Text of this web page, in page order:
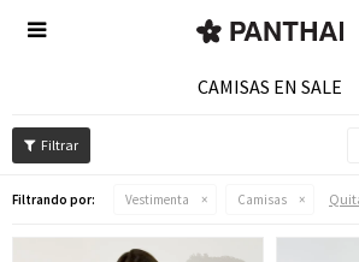

CAMISAS EN SALE
Filtrando por: Vestimenta Camisas